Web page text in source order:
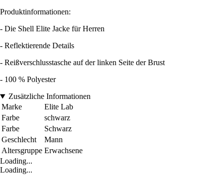
Produktinformationen:
- Die Shell Elite Jacke für Herren
- Reflektierende Details
- Reißverschlusstasche auf der linken Seite der Brust
- 100 % Polyester
Zusätzliche Informationen
Marke
Elite Lab
Farbe
schwarz
Farbe
Schwarz
Geschlecht
Mann
Altersgruppe Erwachsene
Loading...
Loading...